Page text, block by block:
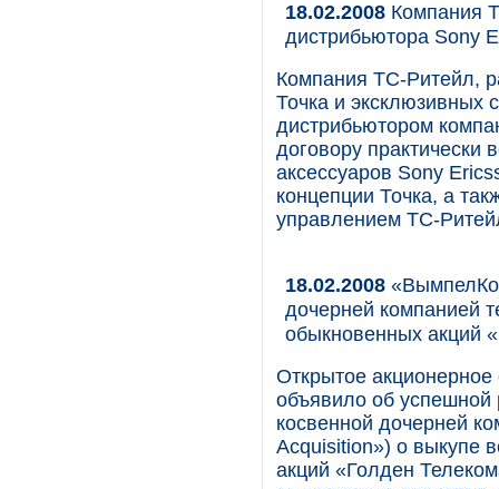
18.02.2008 Компания
дистрибьютора Sony
Компания ТС-Ритейл,
Точка и
дистрибьютором
договору
аксессуаров Sony
концепции Точка, а
управлением ТС-
18.02.2008
дочерней компанией
обыкновенных акций
Открытое
объявило об успешной
косвенной дочерней
Acquisition») о выкупе
акций «Голден